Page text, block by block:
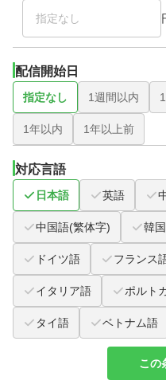
配信開始日
指定なし 1週間以内
1年以内 1年以上前
対応言語
日本語 英語
中国語(繁体字) 韓
ドイツ語 フランス
イタリア語 ポルト
タイ語 ベトナム語
この